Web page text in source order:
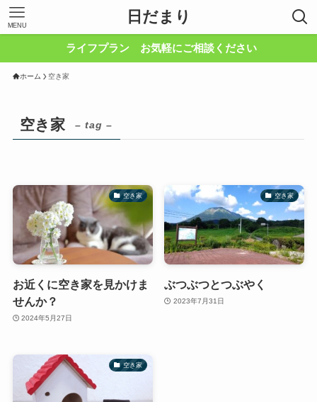
日だまり
MENU
ライフプラン お気軽にご相談ください
ホーム 空き家
空き家 – tag –
空き家
お近くに空き家を見かけま
せんか？
2024年5月27日
空き家
ぶつぶつとつぶやく
2023年7月31日
空き家